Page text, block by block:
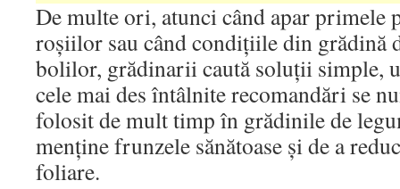
De multe ori, atunci când apar primele
roșiilor sau când condițiile din grădină
bolilor, grădinarii caută soluții simple,
cele mai des întâlnite recomandări se
folosit de mult timp în grădinile de
menține frunzele sănătoase și de a
foliare.